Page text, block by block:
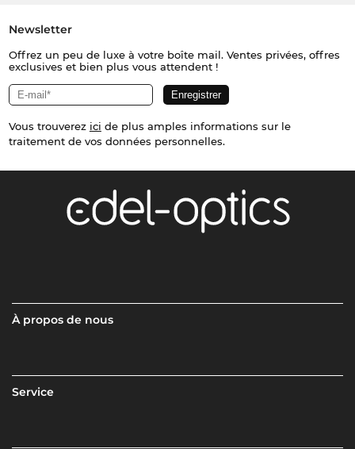
Newsletter
Offrez un peu de luxe à votre boîte mail. Ventes privées, offres
exclusives et bien plus vous attendent !
Vous trouverez ici de plus amples informations sur le
traitement de vos données personnelles.
À propos de nous
Service